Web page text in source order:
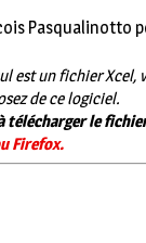
Pasqualinotto
est un fichier Xcel,
de ce logiciel.
télécharger le
Firefox.